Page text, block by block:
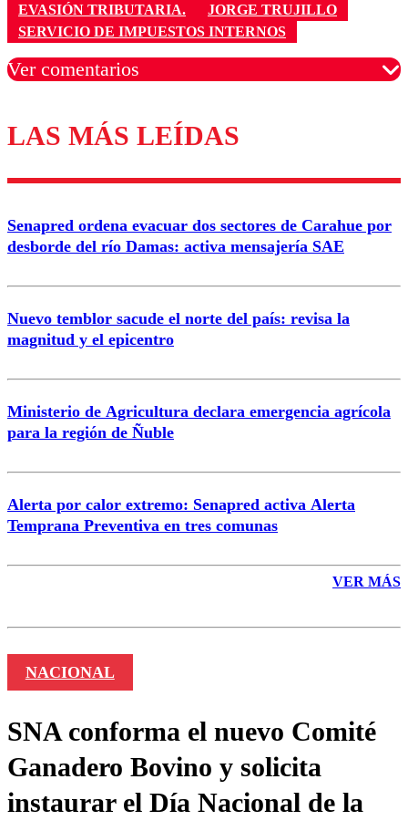
EVASIÓN TRIBUTARIA.
JORGE TRUJILLO
SERVICIO DE IMPUESTOS INTERNOS
Ver comentarios
Los comentarios son moderados para garantizar un
diálogo respetuoso.
Correo
LAS MÁS LEÍDAS
Senapred ordena evacuar dos sectores de Carahue por
desborde del río Damas: activa mensajería SAE
Nuevo temblor sacude el norte del país: revisa la
magnitud y el epicentro
Ministerio de Agricultura declara emergencia agrícola
para la región de Ñuble
Alerta por calor extremo: Senapred activa Alerta
Temprana Preventiva en tres comunas
VER MÁS
NACIONAL
SNA conforma el nuevo Comité
Ganadero Bovino y solicita
instaurar el Día Nacional de la